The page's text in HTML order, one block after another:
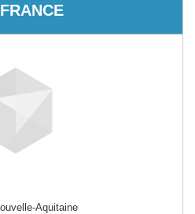
Aquitaine